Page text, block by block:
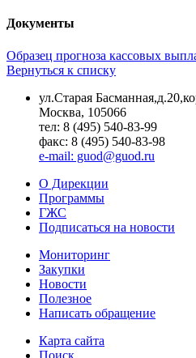
Документы
Образец прогноза кассовых
Вернуться к списку
ул.Старая
Москва, 105066
тел: 8 (495) 540-83-99
факс: 8 (495) 540-83-98
e-mail: guod@guod.ru
О Дирекции
Программы
ГЖС
Подписаться на новости
Мониторинг
Закупки
Новости
Полезное
Написать обращение
Карта сайта
Поиск